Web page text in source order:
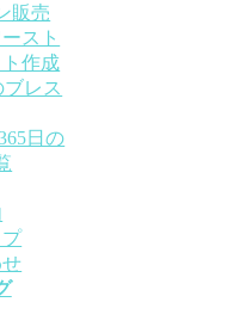
販売
スト
作成
レス
日の